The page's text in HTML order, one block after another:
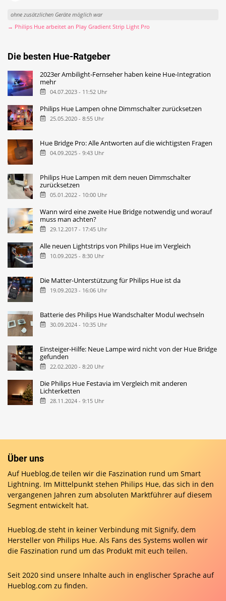
ohne zusätzlichen Geräte möglich war
→ Philips Hue arbeitet an Play Gradient Strip Light Pro
Die besten Hue-Ratgeber
2023er Ambilight-Fernseher haben keine Hue-Integration
mehr
04.07.2023 - 11:52 Uhr
Philips Hue Lampen ohne Dimmschalter zurücksetzen
25.05.2020 - 8:55 Uhr
Hue Bridge Pro: Alle Antworten auf die wichtigsten Fragen
04.09.2025 - 9:43 Uhr
Philips Hue Lampen mit dem neuen Dimmschalter
zurücksetzen
05.01.2022 - 10:00 Uhr
Wann wird eine zweite Hue Bridge notwendig und worauf
muss man achten?
29.12.2017 - 17:45 Uhr
Alle neuen Lightstrips von Philips Hue im Vergleich
10.09.2025 - 8:30 Uhr
Die Matter-Unterstützung für Philips Hue ist da
19.09.2023 - 16:06 Uhr
Batterie des Philips Hue Wandschalter Modul wechseln
30.09.2024 - 10:35 Uhr
Einsteiger-Hilfe: Neue Lampe wird nicht von der Hue Bridge
gefunden
22.02.2020 - 8:20 Uhr
Die Philips Hue Festavia im Vergleich mit anderen
Lichterketten
28.11.2024 - 9:15 Uhr
Über uns
Auf Hueblog.de teilen wir die Faszination rund um Smart
Lightning. Im Mittelpunkt stehen Philips Hue, das sich in den
vergangenen Jahren zum absoluten Marktführer auf diesem
Segment entwickelt hat.
Hueblog.de steht in keiner Verbindung mit Signify, dem
Hersteller von Philips Hue. Als Fans des Systems wollen wir
die Faszination rund um das Produkt mit euch teilen.
Seit 2020 sind unsere Inhalte auch in englischer Sprache auf
Hueblog.com zu finden.